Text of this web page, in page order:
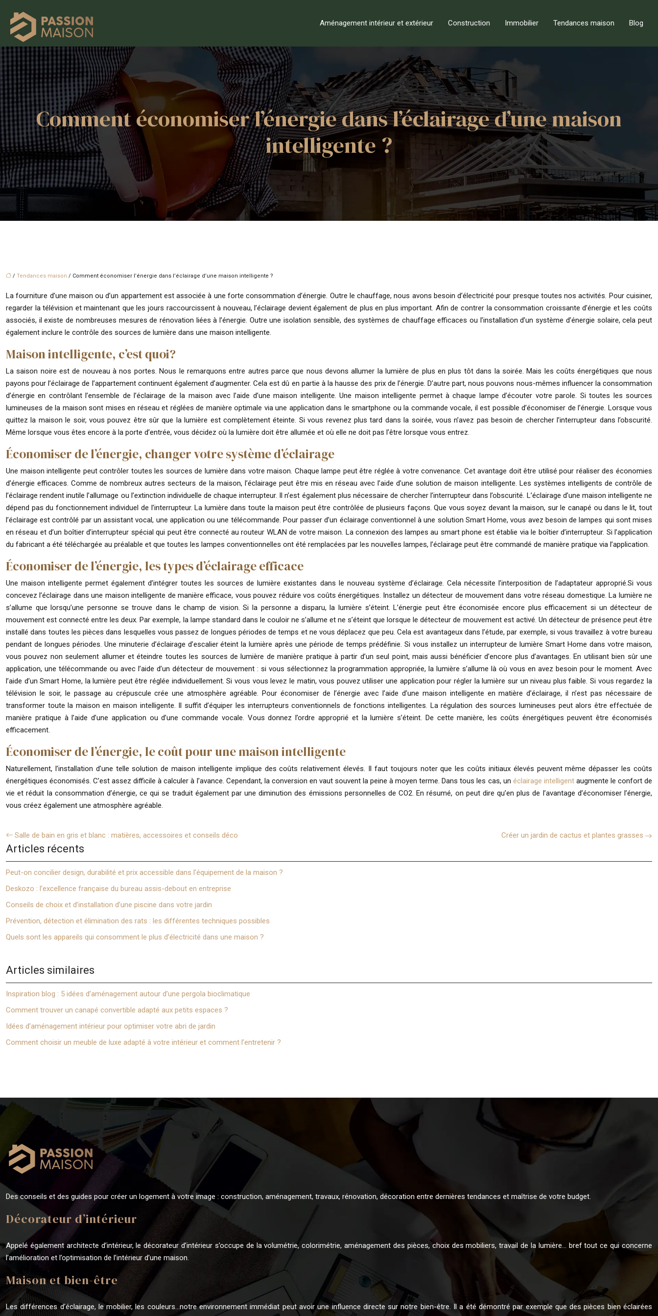
Aménagement intérieur et extérieur Construction Immobilier Tendances maison Blog
Comment économiser l’énergie dans l’éclairage d’une maison
intelligente ?
/ Tendances maison / Comment économiser l’énergie dans l’éclairage d’une maison intelligente ?
La fourniture d’une maison ou d’un appartement est associée à une forte consommation d’énergie. Outre le chauffage, nous avons besoin d’électricité pour presque toutes nos activités. Pour cuisiner,
regarder la télévision et maintenant que les jours raccourcissent à nouveau, l’éclairage devient également de plus en plus important. Afin de contrer la consommation croissante d’énergie et les coûts
associés, il existe de nombreuses mesures de rénovation liées à l’énergie. Outre une isolation sensible, des systèmes de chauffage efficaces ou l’installation d’un système d’énergie solaire, cela peut
également inclure le contrôle des sources de lumière dans une maison intelligente.
Maison intelligente, c’est quoi?
La saison noire est de nouveau à nos portes. Nous le remarquons entre autres parce que nous devons allumer la lumière de plus en plus tôt dans la soirée. Mais les coûts énergétiques que nous
payons pour l’éclairage de l’appartement continuent également d’augmenter. Cela est dû en partie à la hausse des prix de l’énergie. D’autre part, nous pouvons nous-mêmes influencer la consommation
d’énergie en contrôlant l’ensemble de l’éclairage de la maison avec l’aide d’une maison intelligente. Une maison intelligente permet à chaque lampe d’écouter votre parole. Si toutes les sources
lumineuses de la maison sont mises en réseau et réglées de manière optimale via une application dans le smartphone ou la commande vocale, il est possible d’économiser de l’énergie. Lorsque vous
quittez la maison le soir, vous pouvez être sûr que la lumière est complètement éteinte. Si vous revenez plus tard dans la soirée, vous n’avez pas besoin de chercher l’interrupteur dans l’obscurité.
Même lorsque vous êtes encore à la porte d’entrée, vous décidez où la lumière doit être allumée et où elle ne doit pas l’être lorsque vous entrez.
Économiser de l’énergie, changer votre système d’éclairage
Une maison intelligente peut contrôler toutes les sources de lumière dans votre maison. Chaque lampe peut être réglée à votre convenance. Cet avantage doit être utilisé pour réaliser des économies
d’énergie efficaces. Comme de nombreux autres secteurs de la maison, l’éclairage peut être mis en réseau avec l’aide d’une solution de maison intelligente. Les systèmes intelligents de contrôle de
l’éclairage rendent inutile l’allumage ou l’extinction individuelle de chaque interrupteur. Il n’est également plus nécessaire de chercher l’interrupteur dans l’obscurité. L’éclairage d’une maison intelligente ne
dépend pas du fonctionnement individuel de l’interrupteur. La lumière dans toute la maison peut être contrôlée de plusieurs façons. Que vous soyez devant la maison, sur le canapé ou dans le lit, tout
l’éclairage est contrôlé par un assistant vocal, une application ou une télécommande. Pour passer d’un éclairage conventionnel à une solution Smart Home, vous avez besoin de lampes qui sont mises
en réseau et d’un boîtier d’interrupteur spécial qui peut être connecté au routeur WLAN de votre maison. La connexion des lampes au smart phone est établie via le boîtier d’interrupteur. Si l’application
du fabricant a été téléchargée au préalable et que toutes les lampes conventionnelles ont été remplacées par les nouvelles lampes, l’éclairage peut être commandé de manière pratique via l’application.
Économiser de l’énergie, les types d’éclairage efficace
Une maison intelligente permet également d’intégrer toutes les sources de lumière existantes dans le nouveau système d’éclairage. Cela nécessite l’interposition de l’adaptateur approprié.Si vous
concevez l’éclairage dans une maison intelligente de manière efficace, vous pouvez réduire vos coûts énergétiques. Installez un détecteur de mouvement dans votre réseau domestique. La lumière ne
s’allume que lorsqu’une personne se trouve dans le champ de vision. Si la personne a disparu, la lumière s’éteint. L’énergie peut être économisée encore plus efficacement si un détecteur de
mouvement est connecté entre les deux. Par exemple, la lampe standard dans le couloir ne s’allume et ne s’éteint que lorsque le détecteur de mouvement est activé. Un détecteur de présence peut être
installé dans toutes les pièces dans lesquelles vous passez de longues périodes de temps et ne vous déplacez que peu. Cela est avantageux dans l’étude, par exemple, si vous travaillez à votre bureau
pendant de longues périodes. Une minuterie d’éclairage d’escalier éteint la lumière après une période de temps prédéfinie. Si vous installez un interrupteur de lumière Smart Home dans votre maison,
vous pouvez non seulement allumer et éteindre toutes les sources de lumière de manière pratique à partir d’un seul point, mais aussi bénéficier d’encore plus d’avantages. En utilisant bien sûr une
application, une télécommande ou avec l’aide d’un détecteur de mouvement : si vous sélectionnez la programmation appropriée, la lumière s’allume là où vous en avez besoin pour le moment. Avec
l’aide d’un Smart Home, la lumière peut être réglée individuellement. Si vous vous levez le matin, vous pouvez utiliser une application pour régler la lumière sur un niveau plus faible. Si vous regardez la
télévision le soir, le passage au crépuscule crée une atmosphère agréable. Pour économiser de l’énergie avec l’aide d’une maison intelligente en matière d’éclairage, il n’est pas nécessaire de
transformer toute la maison en maison intelligente. Il suffit d’équiper les interrupteurs conventionnels de fonctions intelligentes. La régulation des sources lumineuses peut alors être effectuée de
manière pratique à l’aide d’une application ou d’une commande vocale. Vous donnez l’ordre approprié et la lumière s’éteint. De cette manière, les coûts énergétiques peuvent être économisés
efficacement.
Économiser de l’énergie, le coût pour une maison intelligente
Naturellement, l’installation d’une telle solution de maison intelligente implique des coûts relativement élevés. Il faut toujours noter que les coûts initiaux élevés peuvent même dépasser les coûts
énergétiques économisés. C’est assez difficile à calculer à l’avance. Cependant, la conversion en vaut souvent la peine à moyen terme. Dans tous les cas, un éclairage intelligentaugmente le confort de
vie et réduit la consommation d’énergie, ce qui se traduit également par une diminution des émissions personnelles de CO2. En résumé, on peut dire qu’en plus de l’avantage d’économiser l’énergie,
vous créez également une atmosphère agréable.
Salle de bain en gris et blanc : matières, accessoires et conseils déco Créer un jardin de cactus et plantes grasses
Articles récents
Peut-on concilier design, durabilité et prix accessible dans l’équipement de la maison ?
Deskozo : l’excellence française du bureau assis-debout en entreprise
Conseils de choix et d’installation d’une piscine dans votre jardin
Prévention, détection et élimination des rats : les différentes techniques possibles
Quels sont les appareils qui consomment le plus d’électricité dans une maison ?
Articles similaires
Inspiration blog : 5 idées d’aménagement autour d’une pergola bioclimatique
Comment trouver un canapé convertible adapté aux petits espaces ?
Idées d’aménagement intérieur pour optimiser votre abri de jardin
Comment choisir un meuble de luxe adapté à votre intérieur et comment l’entretenir ?
Des conseils et des guides pour créer un logement à votre image : construction, aménagement, travaux, rénovation, décoration entre dernières tendances et maîtrise de votre budget.
Décorateur d’intérieur
Appelé également architecte d’intérieur, le décorateur d’intérieur s’occupe de la volumétrie, colorimétrie, aménagement des pièces, choix des mobiliers, travail de la lumière… bref tout ce qui concerne
l’amélioration et l’optimisation de l’intérieur d’une maison.
Maison et bien-être
Les différences d’éclairage, le mobilier, les couleurs…notre environnement immédiat peut avoir une influence directe sur notre bien-être. Il a été démontré par exemple que des pièces bien éclairées